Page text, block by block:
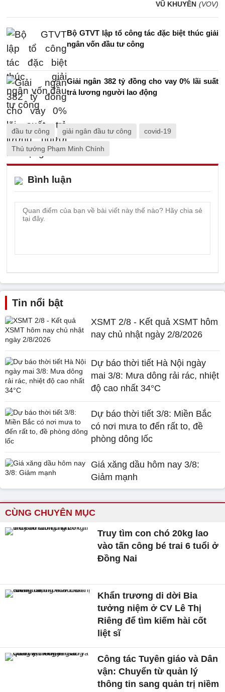
VŨ KHUYÊN (VOV)
Bộ GTVT lập tổ công tác đặc biệt thúc giải
ngân vốn đầu tư công
Giải ngân 382 tỷ đồng cho vay 0% lãi suất
trả lương người lao động
đầu tư công giải ngân đầu tư công covid-19
Thủ tướng Phạm Minh Chính
Bình luận
Tin nổi bật
XSMT 2/8 - Kết quả XSMT hôm
nay chủ nhật ngày 2/8/2026
Dự báo thời tiết Hà Nội ngày
mai 3/8: Mưa dông rải rác, nhiệt
độ cao nhất 34°C
Dự báo thời tiết 3/8: Miền Bắc
có nơi mưa to đến rất to, đề
phòng dông lốc
Giá xăng dầu hôm nay 3/8:
Giảm mạnh
CÙNG CHUYÊN MỤC
Truy tìm con chó 20kg lao
vào tấn công bé trai 6 tuổi ở
Đồng Nai
Khẩn trương di dời Bia
tưởng niệm ở CV Lê Thị
Riêng để tìm kiếm hài cốt
liệt sĩ
Công tác Tuyên giáo và Dân
vận: Chuyển từ quản lý
thông tin sang quản trị niềm